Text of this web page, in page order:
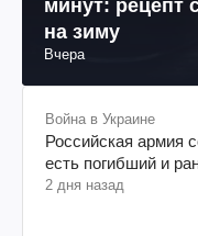
минут: рецепт
на зиму
Вчера
Война в Украине
Российская армия
есть погибший и
2 дня назад